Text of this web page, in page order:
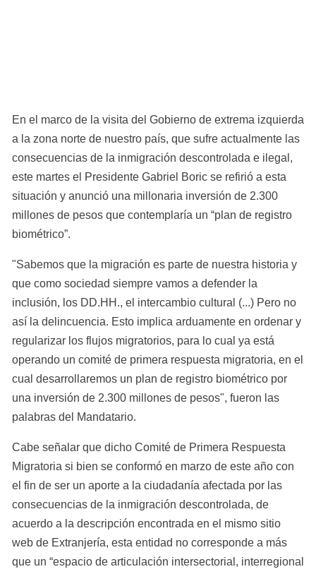
En el marco de la visita del Gobierno de extrema izquierda
a la zona norte de nuestro país, que sufre actualmente las
consecuencias de la inmigración descontrolada e ilegal,
este martes el Presidente Gabriel Boric se refirió a esta
situación y anunció una millonaria inversión de 2.300
millones de pesos que contemplaría un “plan de registro
biométrico”.
"Sabemos que la migración es parte de nuestra historia y
que como sociedad siempre vamos a defender la
inclusión, los DD.HH., el intercambio cultural (...) Pero no
así la delincuencia. Esto implica arduamente en ordenar y
regularizar los flujos migratorios, para lo cual ya está
operando un comité de primera respuesta migratoria, en el
cual desarrollaremos un plan de registro biométrico por
una inversión de 2.300 millones de pesos", fueron las
palabras del Mandatario.
Cabe señalar que dicho Comité de Primera Respuesta
Migratoria si bien se conformó en marzo de este año con
el fin de ser un aporte a la ciudadanía afectada por las
consecuencias de la inmigración descontrolada, de
acuerdo a la descripción encontrada en el mismo sitio
web de Extranjería, esta entidad no corresponde a más
que un “espacio de articulación intersectorial, interregional